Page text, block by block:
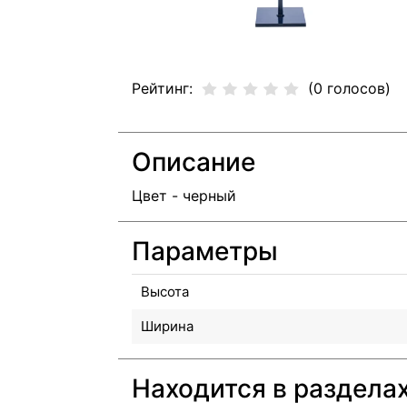
Рейтинг: (0 голосов)
Описание
Цвет - черный
Параметры
Высота
Ширина
Находится в